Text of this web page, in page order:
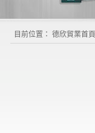
目前位置： 德欣貿業首頁